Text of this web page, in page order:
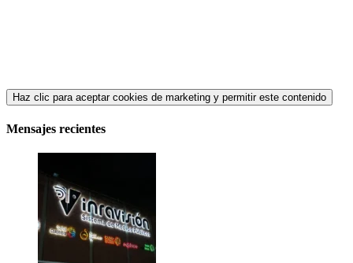
Haz clic para aceptar cookies de marketing y permitir este contenido
Mensajes recientes